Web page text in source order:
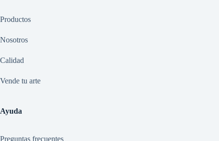
Productos
Nosotros
Calidad
Vende tu arte
Ayuda
Preguntas frecuentes